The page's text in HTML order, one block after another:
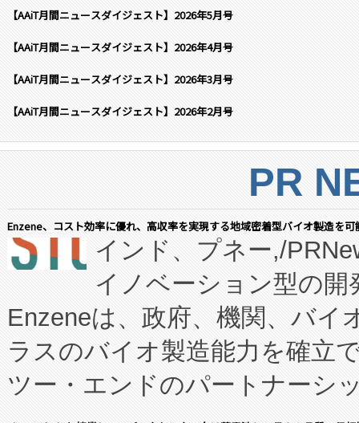
【AAiT月間ニュースダイジェスト】2026年5月号
【AAiT月間ニュースダイジェスト】2026年4月号
【AAiT月間ニュースダイジェスト】2026年3月号
【AAiT月間ニュースダイジェスト】2026年2月号
PR
Enzene、コスト効率に優れ、高収率を実現する地域密着型バイオ製造を
インド、プネー,/
イノベーション型の
Enzeneは、政府、機関、バイ
ラスのバイオ製造能力を確立
ツー・エンドのパートナーシ